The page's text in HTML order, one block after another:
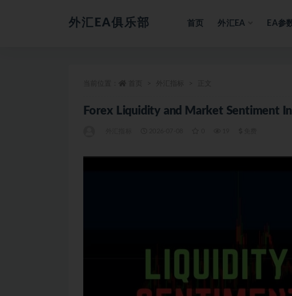
外汇EA俱乐部 首页 外汇EA EA参
Forex Liquidity and Market Sentiment